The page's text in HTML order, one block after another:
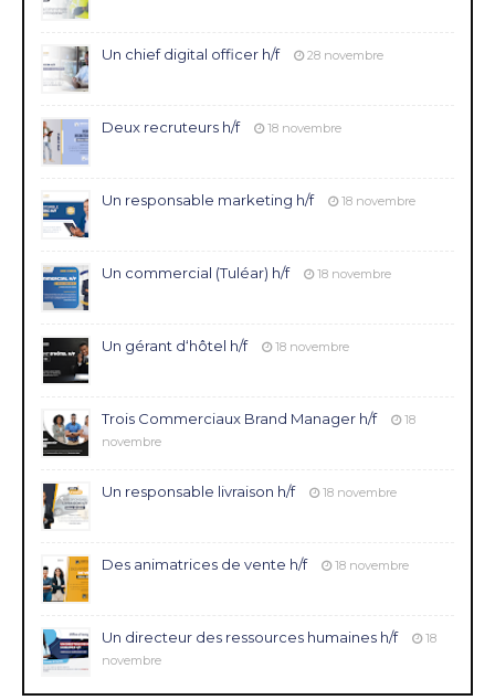
Un chief digital officer h/f 28 novembre
Deux recruteurs h/f 18 novembre
Un responsable marketing h/f 18 novembre
Un commercial (Tuléar) h/f 18 novembre
Un gérant d‘hôtel h/f 18 novembre
Trois Commerciaux Brand Manager h/f
18
novembre
Un responsable livraison h/f 18 novembre
Des animatrices de vente h/f 18 novembre
Un directeur des ressources humaines h/f
18
novembre